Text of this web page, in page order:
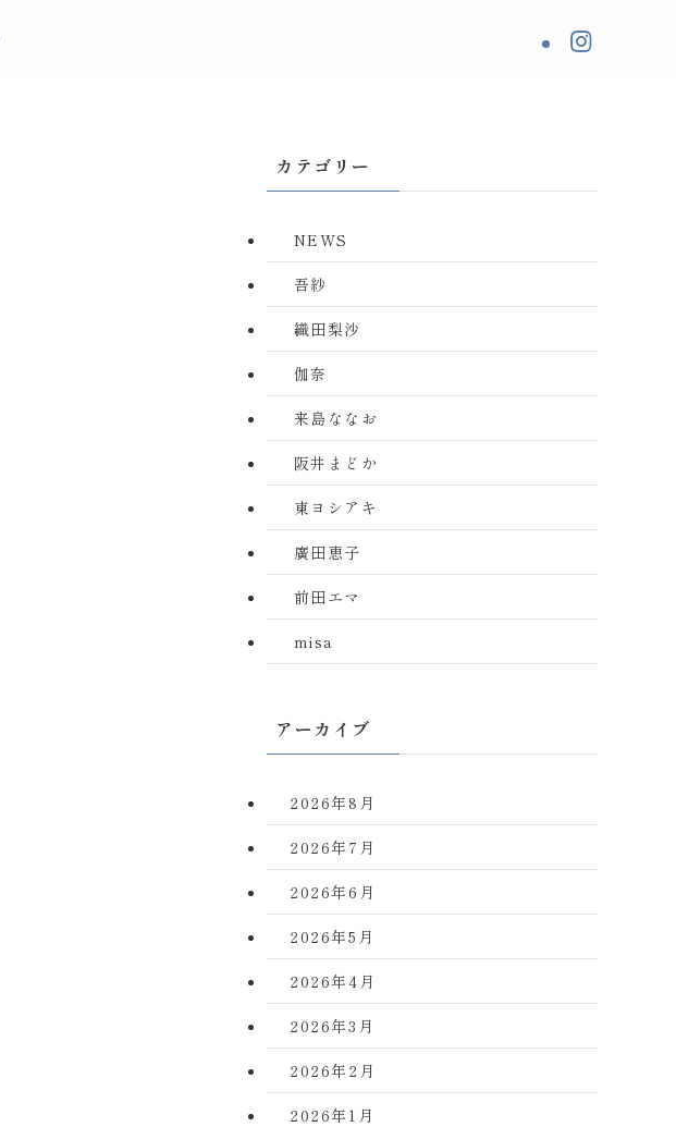
カテゴリー
NEWS
吾紗
織田梨沙
伽奈
来島ななお
阪井まどか
東ヨシアキ
廣田恵子
前田エマ
misa
アーカイブ
2026年8月
2026年7月
2026年6月
2026年5月
2026年4月
2026年3月
2026年2月
2026年1月